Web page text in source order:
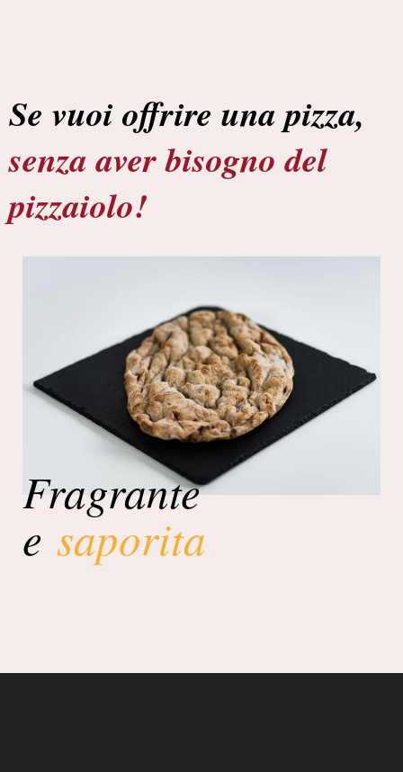
Se vuoi offrire una pizza,
senza aver bisogno del
pizzaiolo!
Fragrante
e saporita